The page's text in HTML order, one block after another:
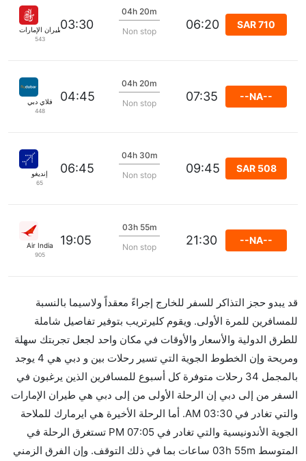
طيران الإمارات
543
03:30
04h 20m
Non stop
06:20 SAR 710
فلاي دبي
448
04:45
04h 20m
Non stop
07:35 --NA--
إنديغو
65
06:45
04h 30m
Non stop
09:45 SAR 508
Air India
905
19:05
03h 55m
Non stop
21:30 --NA--
قد يبدو حجز التذاكر للسفر للخارج إجراءً معقداً ولاسيما بالنسبة
للمسافرين للمرة الأولى. ويقوم كليرتريب بتوفير تفاصيل شاملة
للطرق الدولية والأسعار والأوقات في مكان واحد لجعل تجربتك سهلة
ومريحة وإن الخطوط الجوية التي تسير رحلات بين و دبي هي 4 يوجد
بالمجمل 34 رحلات متوفرة كل أسبوع للمسافرين الذين يرغبون في
السفر من إلى دبي إن الرحلة الأولى من إلى دبي هي طيران الإمارات
والتي تغادر في 03:30 AM. أما الرحلة الأخيرة هي ايرمارك للملاحة
الجوية الأندونيسية والتي تغادر في 07:05 PM تستغرق الرحلة في
المتوسط 03h 55m ساعات بما في ذلك التوقف. وإن الفرق الزمني